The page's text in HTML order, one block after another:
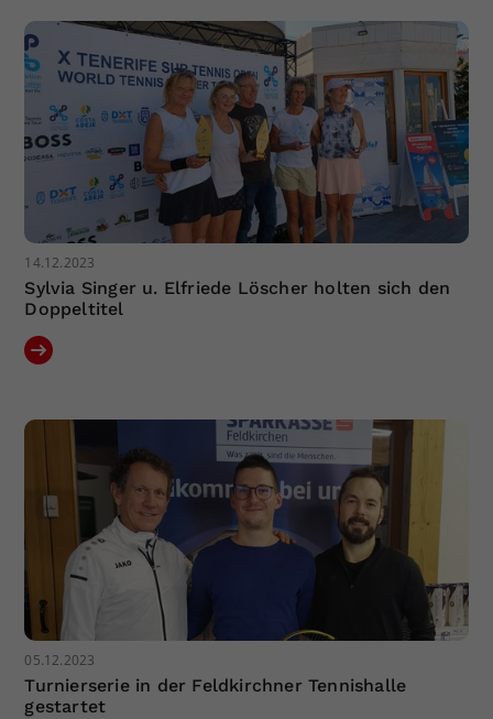
14.12.2023
Sylvia Singer u. Elfriede Löscher holten sich den
Doppeltitel
05.12.2023
Turnierserie in der Feldkirchner Tennishalle
gestartet
Dieser Wert speichert Ihre Consent-
Einstellungen. Unter anderem eine
zufällig generierte ID, für die
historische Speicherung Ihrer
vorgenommen Einstellungen, falls der
Webseiten-Betreiber dies eingestellt
hat.